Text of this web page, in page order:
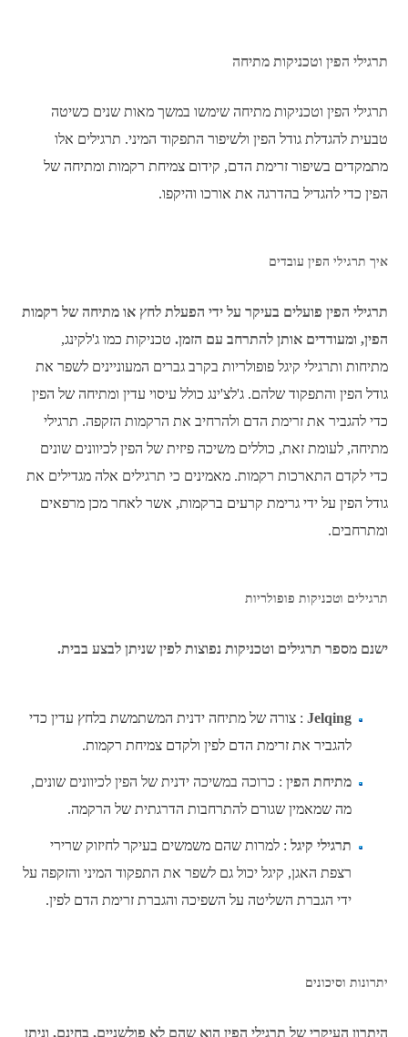
תרגילי הפין וטכניקות מתיחה
תרגילי הפין וטכניקות מתיחה שימשו במשך מאות שנים כשיטה
טבעית להגדלת גודל הפין ולשיפור התפקוד המיני. תרגילים אלו
מתמקדים בשיפור זרימת הדם, קידום צמיחת רקמות ומתיחה של
הפין כדי להגדיל בהדרגה את אורכו והיקפו.
איך תרגילי הפין עובדים
תרגילי הפין פועלים בעיקר על ידי הפעלת לחץ או מתיחה של רקמות
הפין, ומעודדים אותן להתרחב עם הזמן. טכניקות כמו ג'לקינג,
מתיחות ותרגילי קיגל פופולריות בקרב גברים המעוניינים לשפר את
גודל הפין והתפקוד שלהם. ג'לצ'ינג כולל עיסוי עדין ומתיחה של הפין
כדי להגביר את זרימת הדם ולהרחיב את הרקמות הזקפה. תרגילי
מתיחה, לעומת זאת, כוללים משיכה פיזית של הפין לכיוונים שונים
כדי לקדם התארכות רקמות. מאמינים כי תרגילים אלה מגדילים את
גודל הפין על ידי גרימת קרעים ברקמות, אשר לאחר מכן מרפאים
ומתרחבים.
תרגילים וטכניקות פופולריות
ישנם מספר תרגילים וטכניקות נפוצות לפין שניתן לבצע בבית.
Jelqing : צורה של מתיחה ידנית המשתמשת בלחץ עדין כדי
להגביר את זרימת הדם לפין ולקדם צמיחת רקמות.
מתיחת הפין : כרוכה במשיכה ידנית של הפין לכיוונים שונים,
מה שמאמין שגורם להתרחבות הדרגתית של הרקמה.
תרגילי קיגל : למרות שהם משמשים בעיקר לחיזוק שרירי
רצפת האגן, קיגל יכול גם לשפר את התפקוד המיני והזקפה על
ידי הגברת השליטה על השפיכה והגברת זרימת הדם לפין.
יתרונות וסיכונים
היתרון העיקרי של תרגילי הפין הוא שהם לא פולשניים, בחינם, וניתן